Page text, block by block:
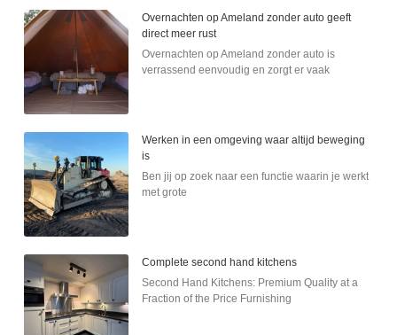
Overnachten op Ameland zonder auto geeft
direct meer rust
Overnachten op Ameland zonder auto is
verrassend eenvoudig en zorgt er vaak
Werken in een omgeving waar altijd beweging
is
Ben jij op zoek naar een functie waarin je werkt
met grote
Complete second hand kitchens
Second Hand Kitchens: Premium Quality at a
Fraction of the Price Furnishing